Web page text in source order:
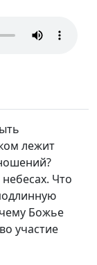
лежит
Что
Божье
участие